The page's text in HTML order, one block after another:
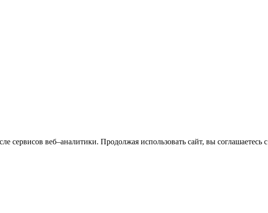
сервисов веб–аналитики. Продолжая использовать сайт, вы соглашаетесь с